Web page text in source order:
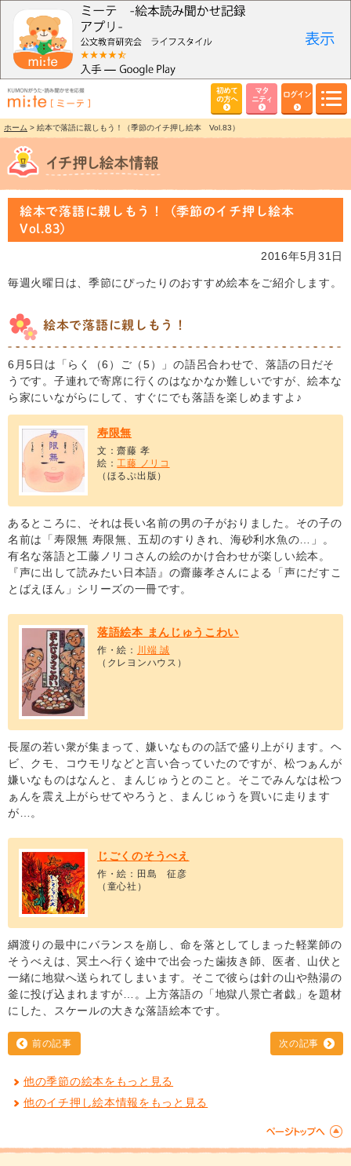
初めて
の方へ
マタ
ニティ
ログイン
ホーム > 絵本で落語に親しもう！（季節のイチ押し絵本 Vol.83）
絵本で落語に親しもう！（季節のイチ押し絵本
Vol.83）
2016年5月31日
毎週火曜日は、季節にぴったりのおすすめ絵本をご紹介します。
絵本で落語に親しもう！
6月5日は「らく（6）ご（5）」の語呂合わせで、落語の日だそ
うです。子連れで寄席に行くのはなかなか難しいですが、絵本な
ら家にいながらにして、すぐにでも落語を楽しめますよ♪
寿限無
文：齋藤 孝
絵： 工藤 ノリコ
（ほるぷ出版）
あるところに、それは長い名前の男の子がおりました。その子の
名前は「寿限無 寿限無、五刧のすりきれ、海砂利水魚の…」。
有名な落語と工藤ノリコさんの絵のかけ合わせが楽しい絵本。
『声に出して読みたい日本語』の齋藤孝さんによる「声にだすこ
とばえほん」シリーズの一冊です。
落語絵本 まんじゅうこわい
作・絵： 川端 誠
（クレヨンハウス）
長屋の若い衆が集まって、嫌いなものの話で盛り上がります。ヘ
ビ、クモ、コウモリなどと言い合っていたのですが、松つぁんが
嫌いなものはなんと、まんじゅうとのこと。そこでみんなは松つ
ぁんを震え上がらせてやろうと、まんじゅうを買いに走ります
が…。
じごくのそうべえ
作・絵：田島 征彦
（童心社）
綱渡りの最中にバランスを崩し、命を落としてしまった軽業師の
そうべえは、冥土へ行く途中で出会った歯抜き師、医者、山伏と
一緒に地獄へ送られてしまいます。そこで彼らは針の山や熱湯の
釜に投げ込まれますが…。上方落語の「地獄八景亡者戯」を題材
にした、スケールの大きな落語絵本です。
前の記事 次の記事
他の季節の絵本をもっと見る
他のイチ押し絵本情報をもっと見る